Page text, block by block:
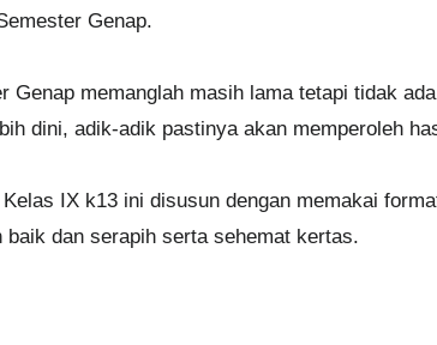
Genap.
Genap memanglah masih lama tetapi tidak
dini, adik-adik pastinya akan memperoleh
IX k13 ini disusun dengan memakai
baik dan serapih serta sehemat kertas.